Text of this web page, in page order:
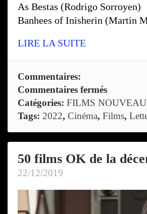
As Bestas (Rodrigo Sorroyen)
Banhees of Inisherin (Martin
LIRE LA SUITE
Commentaires:
Commentaires fermés
sur
The
Good,
the
Bad,
Uglies
Catégories: FILMS
Tags: 2022, Cinéma, Films,
50 films OK de la
22/12/2019